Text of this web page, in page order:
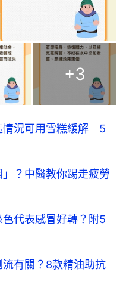
+3
情況可用雪糕緩解 5
？中醫教你踢走疲勞
代表感冒好轉？附5
有關？8款精油助抗